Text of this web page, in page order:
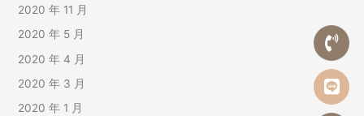
2020 年 11 月
2020 年 5 月
2020 年 4 月
2020 年 3 月
2020 年 1 月